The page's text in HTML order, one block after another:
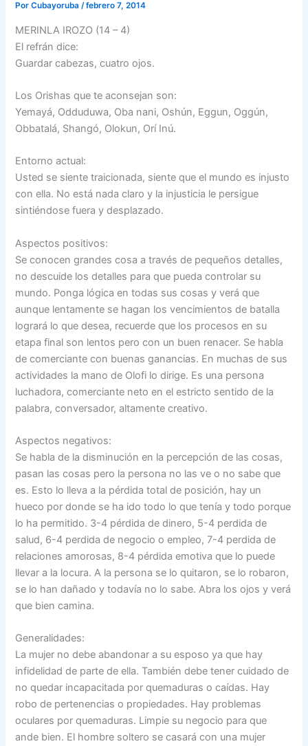
PorCubayoruba/febrero 7, 2014
MERINLA IROZO (14 – 4)
El refrán dice:
Guardar cabezas, cuatro ojos.
Los Orishas que te aconsejan son:
Yemayá, Odduduwa, Oba nani, Oshún, Eggun, Oggún,
Obbatalá, Shangó, Olokun, Orí Inú.
Entorno actual:
Usted se siente traicionada, siente que el mundo es injusto
con ella. No está nada claro y la injusticia le persigue
sintiéndose fuera y desplazado.
Aspectos positivos:
Se conocen grandes cosa a través de pequeños detalles,
no descuide los detalles para que pueda controlar su
mundo. Ponga lógica en todas sus cosas y verá que
aunque lentamente se hagan los vencimientos de batalla
logrará lo que desea, recuerde que los procesos en su
etapa final son lentos pero con un buen renacer. Se habla
de comerciante con buenas ganancias. En muchas de sus
actividades la mano de Olofi lo dirige. Es una persona
luchadora, comerciante neto en el estricto sentido de la
palabra, conversador, altamente creativo.
Aspectos negativos:
Se habla de la disminución en la percepción de las cosas,
pasan las cosas pero la persona no las ve o no sabe que
es. Esto lo lleva a la pérdida total de posición, hay un
hueco por donde se ha ido todo lo que tenía y todo porque
lo ha permitido. 3-4 pérdida de dinero, 5-4 perdida de
salud, 6-4 perdida de negocio o empleo, 7-4 perdida de
relaciones amorosas, 8-4 pérdida emotiva que lo puede
llevar a la locura. A la persona se lo quitaron, se lo robaron,
se lo han dañado y todavía no lo sabe. Abra los ojos y verá
que bien camina.
Generalidades:
La mujer no debe abandonar a su esposo ya que hay
infidelidad de parte de ella. También debe tener cuidado de
no quedar incapacitada por quemaduras o caídas. Hay
robo de pertenencias o propiedades. Hay problemas
oculares por quemaduras. Limpie su negocio para que
ande bien. El hombre soltero se casará con una mujer